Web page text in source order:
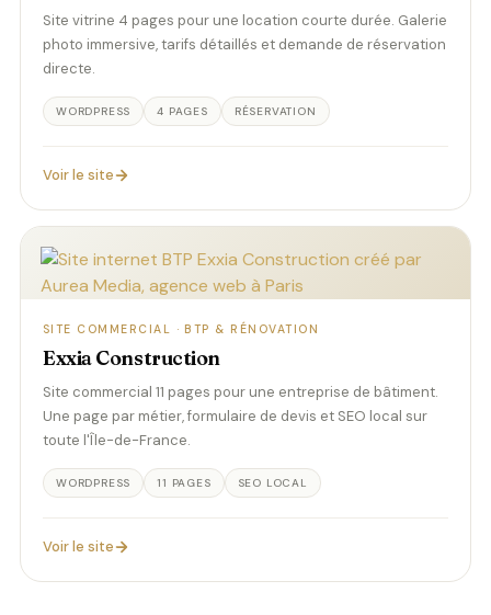
Site vitrine 4 pages pour une location courte durée. Galerie
photo immersive, tarifs détaillés et demande de réservation
directe.
WORDPRESS 4 PAGES RÉSERVATION
Voir le site
SITE COMMERCIAL · BTP & RÉNOVATION
Exxia Construction
Site commercial 11 pages pour une entreprise de bâtiment.
Une page par métier, formulaire de devis et SEO local sur
toute l'Île-de-France.
WORDPRESS 11 PAGES SEO LOCAL
Voir le site